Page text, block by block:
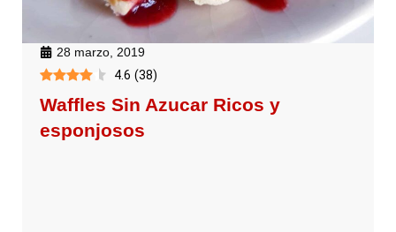
28 marzo, 2019
4.6 (38)
Waffles Sin Azucar Ricos y
esponjosos